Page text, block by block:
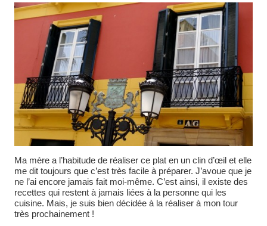
Ma mère a l’habitude de réaliser ce plat en un clin d’œil et elle
me dit toujours que c’est très facile à préparer. J’avoue que je
ne l’ai encore jamais fait moi-même. C’est ainsi, il existe des
recettes qui restent à jamais liées à la personne qui les
cuisine. Mais, je suis bien décidée à la réaliser à mon tour
très prochainement !